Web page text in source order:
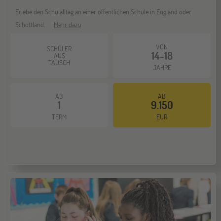
Schüleraustausch-Infoabend (Nordamerika)
Gräfelfing
Jugendbildungsmesse JuBi
17
OKT
Stuttgart
Jugendbildungsmesse JuBi
Erlebe den Schulalltag an einer öffentlichen Schule in England oder
Schottland.
Mehr dazu
SCHÜLER
AUS
TAUSCH
VON
14-18
JAHRE
AB
1
TERM
AB
9.150
EUR